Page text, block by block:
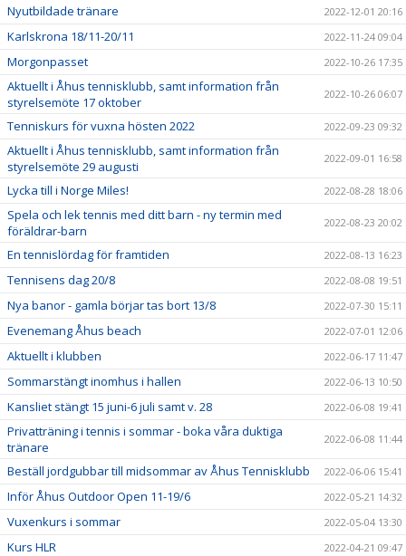
Nyutbildade tränare 2022-12-01 20:16
Karlskrona 18/11-20/11 2022-11-24 09:04
Morgonpasset 2022-10-26 17:35
Aktuellt i Åhus tennisklubb, samt information från
styrelsemöte 17 oktober
2022-10-26 06:07
Tenniskurs för vuxna hösten 2022 2022-09-23 09:32
Aktuellt i Åhus tennisklubb, samt information från
styrelsemöte 29 augusti
2022-09-01 16:58
Lycka till i Norge Miles! 2022-08-28 18:06
Spela och lek tennis med ditt barn - ny termin med
föräldrar-barn
2022-08-23 20:02
En tennislördag för framtiden 2022-08-13 16:23
Tennisens dag 20/8 2022-08-08 19:51
Nya banor - gamla börjar tas bort 13/8 2022-07-30 15:11
Evenemang Åhus beach 2022-07-01 12:06
Aktuellt i klubben 2022-06-17 11:47
Sommarstängt inomhus i hallen 2022-06-13 10:50
Kansliet stängt 15 juni-6 juli samt v. 28 2022-06-08 19:41
Privatträning i tennis i sommar - boka våra duktiga
tränare
2022-06-08 11:44
Beställ jordgubbar till midsommar av Åhus Tennisklubb 2022-06-06 15:41
Inför Åhus Outdoor Open 11-19/6 2022-05-21 14:32
Vuxenkurs i sommar 2022-05-04 13:30
Kurs HLR 2022-04-21 09:47